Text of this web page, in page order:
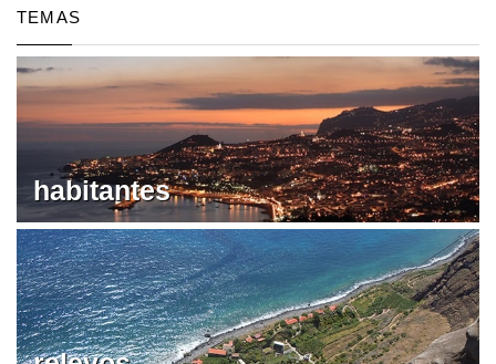
TEMAS
habitantes